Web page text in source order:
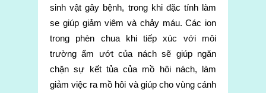
sinh vật gây bệnh, trong khi đặc tính làm
se giúp giảm viêm và chảy máu.Các ion
trong phèn chua khi tiếp xúc với môi
trường ẩm ướt của nách sẽ giúp ngăn
chặn sự kết tủa của mồ hôi nách, làm
giảm việc ra mồ hôi và giúp cho vùng cánh